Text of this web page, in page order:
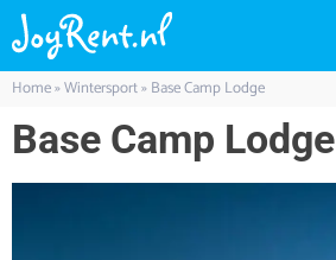
Home»Wintersport»Base Camp Lodge
Base Camp Lodge